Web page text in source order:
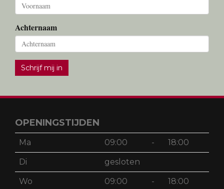
Achternaam
Schrijf mij in
OPENINGSTIJDEN
Ma 09:00 - 18:00
Di gesloten
Wo 09:00 - 18:00